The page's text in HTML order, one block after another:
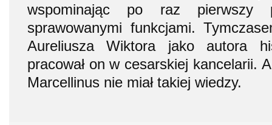
wspominając po raz pierwszy
sprawowanymi funkcjami.
Aureliusza Wiktora jako autora
pracował on w cesarskiej kancelarii.
Marcellinus nie miał takiej wiedzy.